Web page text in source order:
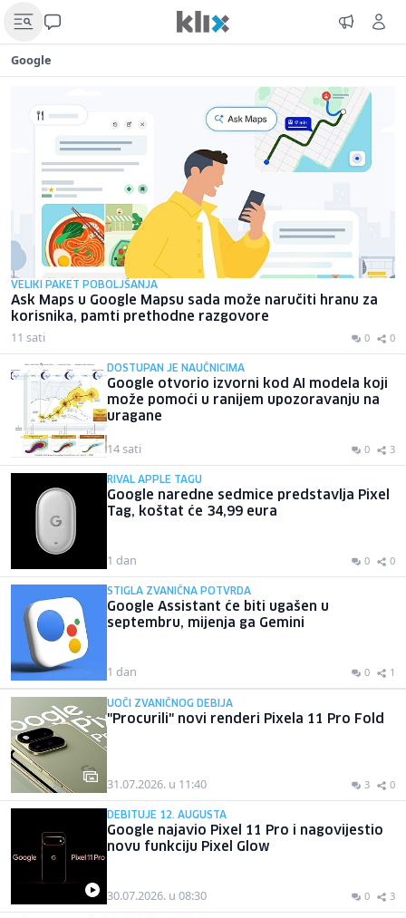
Google
VELIKI PAKET POBOLJŠANJA
Ask Maps u Google Mapsu sada može naručiti hranu za
korisnika, pamti prethodne razgovore
11 sati 0 0
DOSTUPAN JE NAUČNICIMA
Google otvorio izvorni kod AI modela koji
može pomoći u ranijem upozoravanju na
uragane
14 sati 0 3
RIVAL APPLE TAGU
Google naredne sedmice predstavlja Pixel
Tag, koštat će 34,99 eura
1 dan 0 0
STIGLA ZVANIČNA POTVRDA
Google Assistant će biti ugašen u
septembru, mijenja ga Gemini
1 dan 0 1
UOČI ZVANIČNOG DEBIJA
"Procurili" novi renderi Pixela 11 Pro Fold
31.07.2026. u 11:40 3 0
DEBITUJE 12. AUGUSTA
Google najavio Pixel 11 Pro i nagovijestio
novu funkciju Pixel Glow
30.07.2026. u 08:30 0 3